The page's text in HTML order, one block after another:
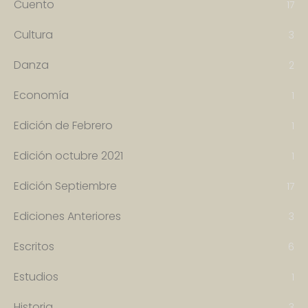
Cuento 17
Cultura 3
Danza 2
Economía 1
Edición de Febrero 1
Edición octubre 2021 1
Edición Septiembre 17
Ediciones Anteriores 3
Escritos 6
Estudios 1